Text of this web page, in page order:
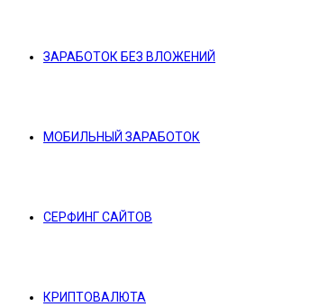
ЗАРАБОТОК БЕЗ ВЛОЖЕНИЙ
МОБИЛЬНЫЙ ЗАРАБОТОК
СЕРФИНГ САЙТОВ
КРИПТОВАЛЮТА